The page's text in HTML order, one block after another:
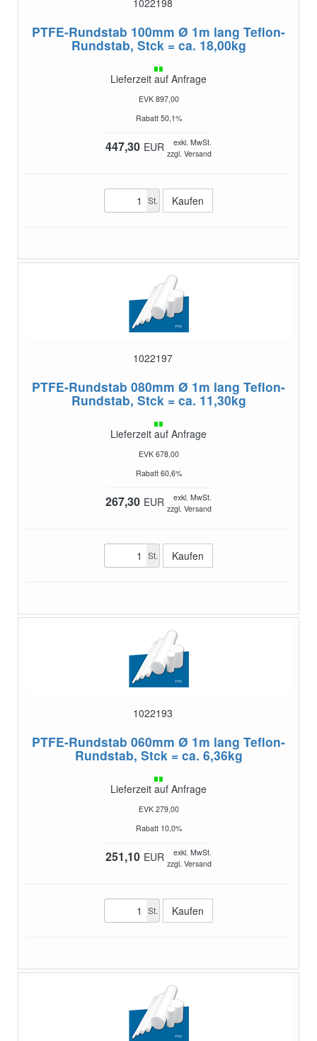
1022198
PTFE-Rundstab 100mm Ø 1m lang Teflon-
Rundstab, Stck = ca. 18,00kg
Lieferzeit auf Anfrage
EVK 897,00
Rabatt 50,1%
447,30 EUR
exkl. MwSt.
zzgl. Versand
St.
1022197
PTFE-Rundstab 080mm Ø 1m lang Teflon-
Rundstab, Stck = ca. 11,30kg
Lieferzeit auf Anfrage
EVK 678,00
Rabatt 60,6%
267,30 EUR
exkl. MwSt.
zzgl. Versand
St.
1022193
PTFE-Rundstab 060mm Ø 1m lang Teflon-
Rundstab, Stck = ca. 6,36kg
Lieferzeit auf Anfrage
EVK 279,00
Rabatt 10,0%
251,10 EUR
exkl. MwSt.
zzgl. Versand
St.